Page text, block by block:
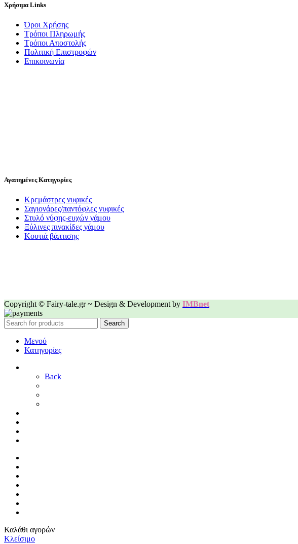
Χρήσιμα Links
Όροι Χρήσης
Τρόποι Πληρωμής
Τρόποι Αποστολής
Πολιτική Επιστροφών
Επικοινωνία
Αγαπημένες Κατηγορίες
Κρεμάστρες νυφικές
Σαγιονάρες/παντόφλες νυφικές
Στυλό νύφης-ευχών γάμου
Ξύλινες πινακίδες γάμου
Κουτιά βάπτισης
Copyright © Fairy-tale.gr ~ Design & Development by IMBnet
Search
Μενού
Κατηγορίες
Back
Καλάθι αγορών
Κλείσιμο